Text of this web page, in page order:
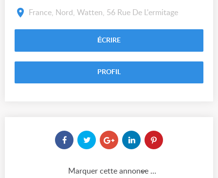
France, Nord, Watten, 56 Rue De L'ermitage
ÉCRIRE
PROFIL
Marquer cette annonce comme...